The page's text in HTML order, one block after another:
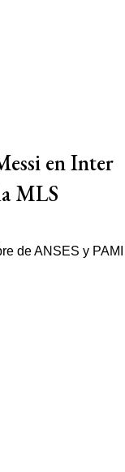
en Inter
MLS